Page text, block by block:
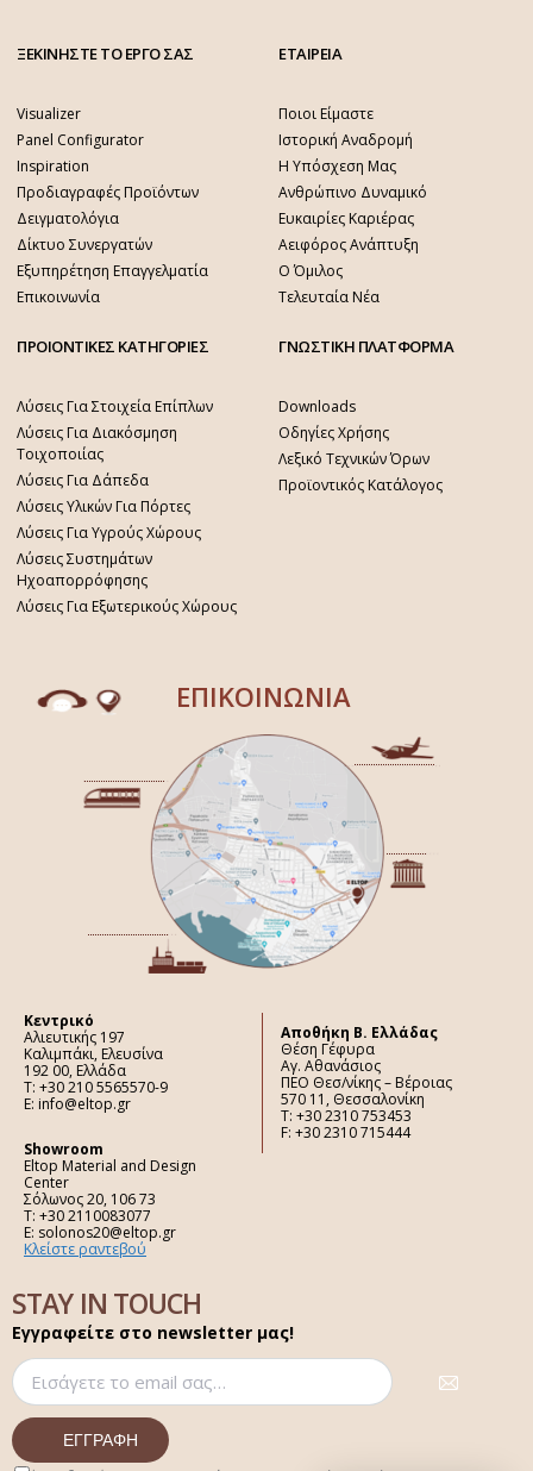
ΞΕΚΙΝΗΣΤΕ ΤΟ ΕΡΓΟ ΣΑΣ
Visualizer
Panel Configurator
Inspiration
Προδιαγραφές Προϊόντων
Δειγματολόγια
Δίκτυο Συνεργατών
Εξυπηρέτηση Επαγγελματία
Επικοινωνία
ΕΤΑΙΡΕΙΑ
Ποιοι Είμαστε
Ιστορική Αναδρομή
Η Υπόσχεση Μας
Ανθρώπινο Δυναμικό
Ευκαιρίες Καριέρας
Αειφόρος Ανάπτυξη
Ο Όμιλος
Τελευταία Νέα
ΠΡΟΙΟΝΤΙΚΕΣ ΚΑΤΗΓΟΡΙΕΣ
Λύσεις Για Στοιχεία Επίπλων
Λύσεις Για Διακόσμηση
Τοιχοποιίας
Λύσεις Για Δάπεδα
Λύσεις Υλικών Για Πόρτες
Λύσεις Για Υγρούς Χώρους
Λύσεις Συστημάτων
Ηχοαπορρόφησης
Λύσεις Για Εξωτερικούς Χώρους
ΓΝΩΣΤΙΚΗ ΠΛΑΤΦΟΡΜΑ
Downloads
Οδηγίες Χρήσης
Λεξικό Τεχνικών Όρων
Προϊοντικός Κατάλογος
ΕΠΙΚΟΙΝΩΝΙΑ
Κεντρικό
Αλιευτικής 197
Καλιμπάκι, Ελευσίνα
192 00, Ελλάδα
Τ: +30 210 5565570-9
E: info@eltop.gr
Showroom
Eltop Material and Design
Center
Σόλωνος 20, 106 73
Τ: +30 2110083077
E: solonos20@eltop.gr
Κλείστε ραντεβού
Aποθήκη Β. Ελλάδας
Θέση Γέφυρα
Αγ. Αθανάσιος
ΠΕΟ Θεσ/νίκης – Βέροιας
570 11, Θεσσαλονίκη
Τ: +30 2310 753453
F: +30 2310 715444
STAY IN TOUCH
Εγγραφείτε στο newsletter μας!